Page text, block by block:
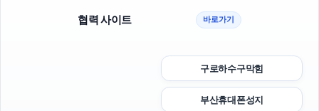
협력 사이트 바로가기
구로하수구막힘
부산휴대폰성지